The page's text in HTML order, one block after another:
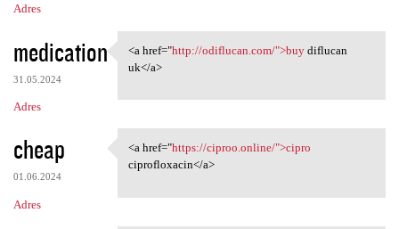
Adres
medication
31.05.2024
Adres
<a href="http://odiflucan.com
<a href="http://odiflucan.com/">buydiflucan
uk</a>
cheap
01.06.2024
Adres
<a href="https://ciproo
<a href="https://ciproo.online/">cipro
ciprofloxacin</a>